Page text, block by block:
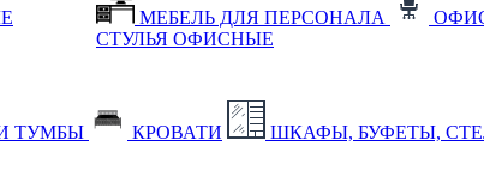
МЕБЕЛЬ ДЛЯ ПЕРСОНАЛА
СТУЛЬЯ ОФИСНЫЕ
ТУМБЫ КРОВАТИ ШКАФЫ, БУФЕТЫ,